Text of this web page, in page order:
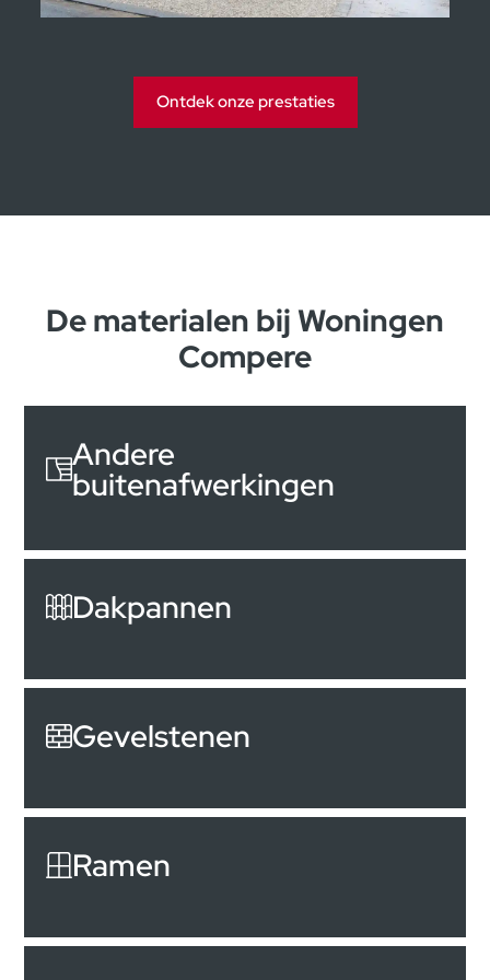
Ontdek onze prestaties
De materialen bij Woningen
Compere
Andere
buitenafwerkingen
Dakpannen
Gevelstenen
Ramen